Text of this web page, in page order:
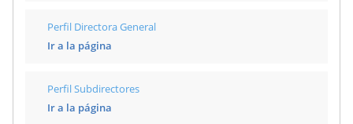
Perfil Directora General
Ir a la página
Perfil Subdirectores
Ir a la página